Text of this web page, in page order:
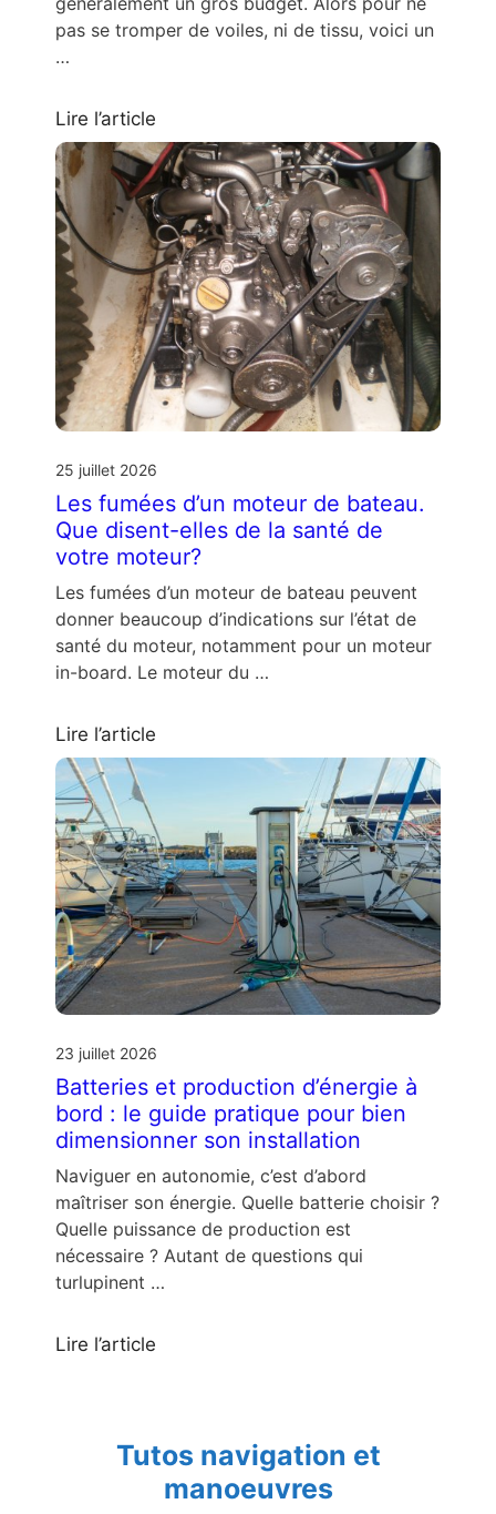
pas se tromper de voiles, ni de tissu, voici un
…
Lire l’article
25 juillet 2026
Les fumées d’un moteur de bateau.
Que disent-elles de la santé de
votre moteur?
Les fumées d’un moteur de bateau peuvent
donner beaucoup d’indications sur l’état de
santé du moteur, notamment pour un moteur
in-board. Le moteur du …
Lire l’article
23 juillet 2026
Batteries et production d’énergie à
bord : le guide pratique pour bien
dimensionner son installation
Naviguer en autonomie, c’est d’abord
maîtriser son énergie. Quelle batterie choisir ?
Quelle puissance de production est
nécessaire ? Autant de questions qui
turlupinent …
Lire l’article
Tutos navigation et
manoeuvres